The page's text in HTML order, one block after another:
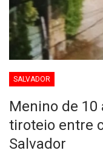
SALVADOR
Menino de
tiroteio entre
Salvador